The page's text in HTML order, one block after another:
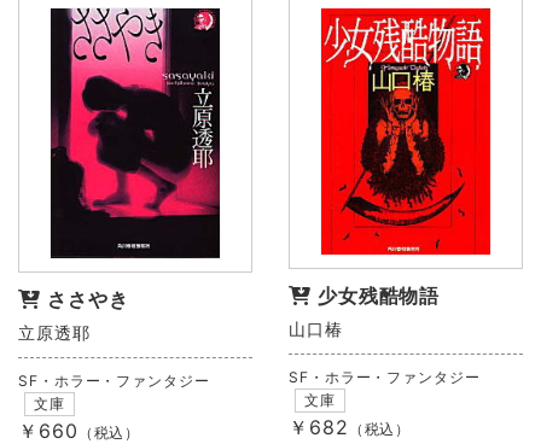
ささやき
立原透耶
SF・ホラー・ファンタジー
文庫
￥660 （税込）
少女残酷物語
山口椿
SF・ホラー・ファンタジー
文庫
￥682 （税込）